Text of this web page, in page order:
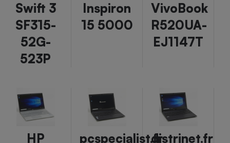
Swift 3
SF315-
52G-
523P
Inspiron
15 5000
VivoBook
R520UA-
EJ1147T
HP
pcspecialist.frdistrinet.fr